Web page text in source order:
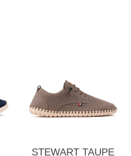
STEWART TAUPE